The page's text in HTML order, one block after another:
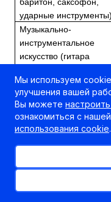
ударные инструменты)
Музыкально-
инструментальное
искусство (гитара
цимбалы, балалайка,
домра, мандолина)
Музыкально-
Мы используем
улучшения вашей
Вы можете
ознакомиться с нашей
использования cookie.